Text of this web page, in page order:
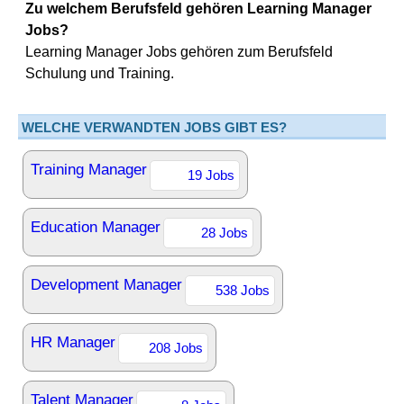
Zu welchem Berufsfeld gehören Learning Manager
Jobs?
Learning Manager Jobs gehören zum Berufsfeld
Schulung und Training.
WELCHE VERWANDTEN JOBS GIBT ES?
Training Manager 19 Jobs
Education Manager 28 Jobs
Development Manager 538 Jobs
HR Manager 208 Jobs
Talent Manager